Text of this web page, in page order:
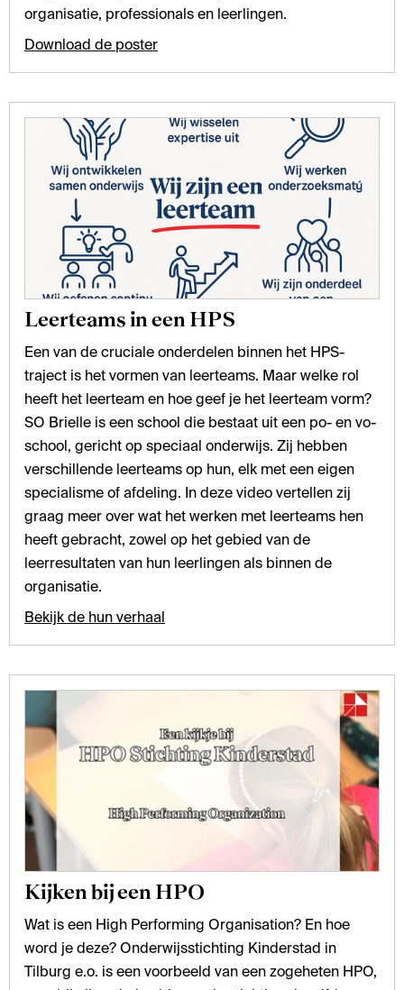
organisatie, professionals en leerlingen.
Download de poster
Leerteams in een HPS
Een van de cruciale onderdelen binnen het HPS-
traject is het vormen van leerteams. Maar welke rol
heeft het leerteam en hoe geef je het leerteam vorm?
SO Brielle is een school die bestaat uit een po- en vo-
school, gericht op speciaal onderwijs. Zij hebben
verschillende leerteams op hun, elk met een eigen
specialisme of afdeling. In deze video vertellen zij
graag meer over wat het werken met leerteams hen
heeft gebracht, zowel op het gebied van de
leerresultaten van hun leerlingen als binnen de
organisatie.
Bekijk de hun verhaal
Kijken bij een HPO
Wat is een High Performing Organisation? En hoe
word je deze? Onderwijsstichting Kinderstad in
Tilburg e.o. is een voorbeeld van een zogeheten HPO,